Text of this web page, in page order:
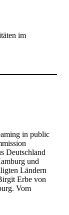
im
in public
Deutschland
und
Ländern
Erbe von
Vom